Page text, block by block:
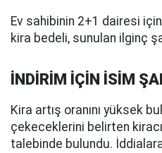
Ev sahibinin 2+1 dairesi
kira bedeli, sunulan ilginç
İNDİRİM İÇİN İSİM
Kira artış oranını yüksek
çekeceklerini belirten
talebinde bulundu.